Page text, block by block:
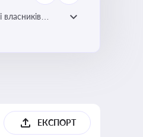
ЕКСПОРТ